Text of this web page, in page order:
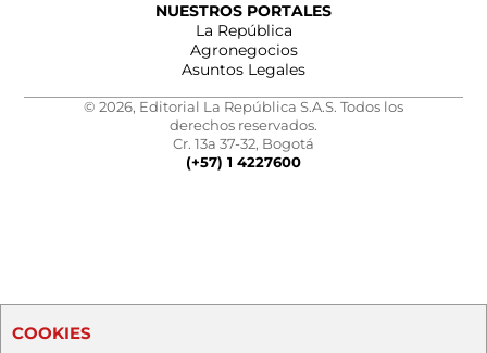
NUESTROS PORTALES
La República
Agronegocios
Asuntos Legales
© 2026, Editorial La República S.A.S. Todos los
derechos reservados.
Cr. 13a 37-32, Bogotá
(+57) 1 4227600
COOKIES